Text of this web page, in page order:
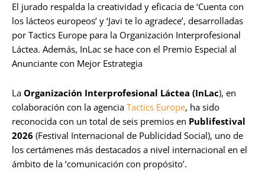
El jurado respalda la creatividad y eficacia de ‘Cuenta con
los lácteos europeos’ y ‘Javi te lo agradece’, desarrolladas
por Tactics Europe para la Organización Interprofesional
Láctea. Además, InLac se hace con el Premio Especial al
Anunciante con Mejor Estrategia
La Organización Interprofesional Láctea (InLac), en
colaboración con la agencia Tactics Europe, ha sido
reconocida con un total de seis premios en Publifestival
2026 (Festival Internacional de Publicidad Social), uno de
los certámenes más destacados a nivel internacional en el
ámbito de la ‘comunicación con propósito’.